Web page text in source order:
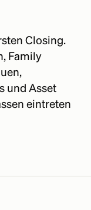
Closing.
Family
und Asset
eintreten